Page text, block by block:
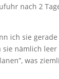
nach 2
ich sie
sie nämlich
was